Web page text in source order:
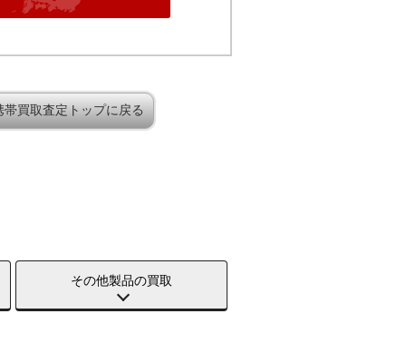
帯買取査定トップに戻る
その他製品の買取